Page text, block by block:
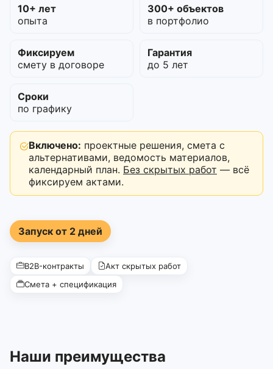
10+ лет
опыта
300+ объектов
в портфолио
Фиксируем
смету в договоре
Гарантия
до 5 лет
Сроки
по графику
Включено: проектные решения, смета с
альтернативами, ведомость материалов,
календарный план. Без скрытых работ — всё
фиксируем актами.
Запуск от 2 дней
B2B-контракты
Акт скрытых работ
Смета + спецификация
Наши преимущества